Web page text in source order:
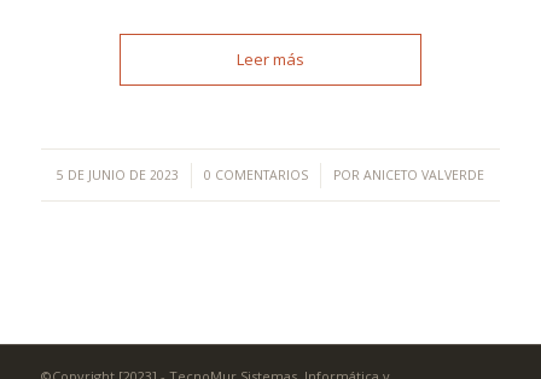
Leer más
5 DE JUNIO DE 2023
/ 0 COMENTARIOS
/ POR ANICETO VALVERDE